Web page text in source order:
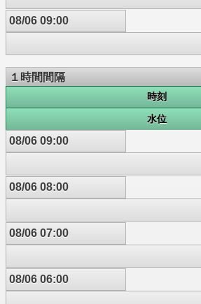
08/06 09:00
１時間間隔
時刻
水位
08/06 09:00
08/06 08:00
08/06 07:00
08/06 06:00